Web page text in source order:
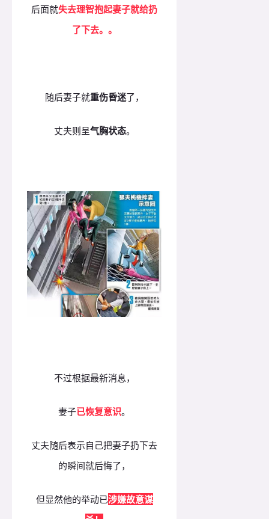
后面就失去理智抱起妻子就给扔
了下去。。
随后妻子就重伤昏迷了，
丈夫则呈气胸状态。
不过根据最新消息，
妻子已恢复意识。
丈夫随后表示自己把妻子扔下去
的瞬间就后悔了，
但显然他的举动已涉嫌故意谋